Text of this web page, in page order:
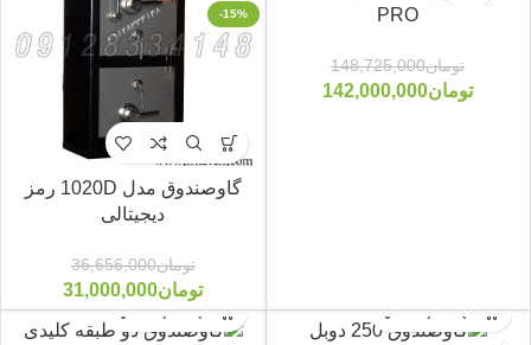
PRO
تومان148,725,000
تومان142,000,000
-15%
گاوصندوق مدل 1020D رمز
دیجیتالی
تومان36,656,000
تومان31,000,000